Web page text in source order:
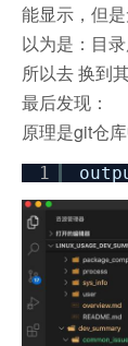
能显示，但是
以为是：目
所以去 换到
最后发现：
原理是git仓
1